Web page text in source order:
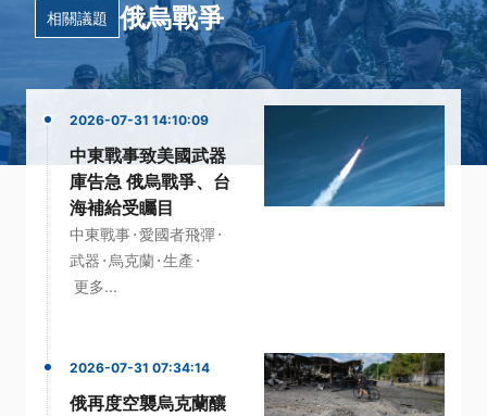
相關議題 俄烏戰爭
2026-07-31 14:10:09
中東戰事致美國武器
庫告急 俄烏戰爭、台
海補給受矚目
中東戰事·愛國者飛彈·
武器 · 烏克蘭·生產 ·
更多...
2026-07-31 07:34:14
俄再度空襲烏克蘭釀